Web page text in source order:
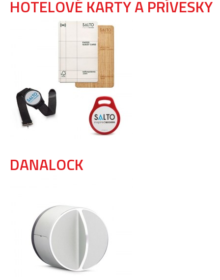
HOTELOVÉ KARTY A PRÍVESKY
DANALOCK